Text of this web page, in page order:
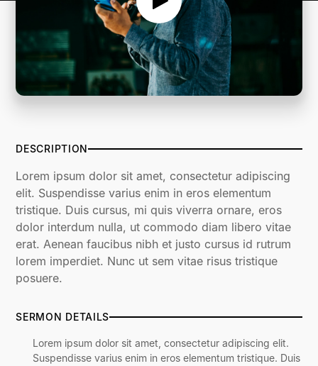
DESCRIPTION
Lorem ipsum dolor sit amet, consectetur adipiscing
elit. Suspendisse varius enim in eros elementum
tristique. Duis cursus, mi quis viverra ornare, eros
dolor interdum nulla, ut commodo diam libero vitae
erat. Aenean faucibus nibh et justo cursus id rutrum
lorem imperdiet. Nunc ut sem vitae risus tristique
posuere.
SERMON DETAILS
Lorem ipsum dolor sit amet, consectetur adipiscing elit.
Suspendisse varius enim in eros elementum tristique. Duis